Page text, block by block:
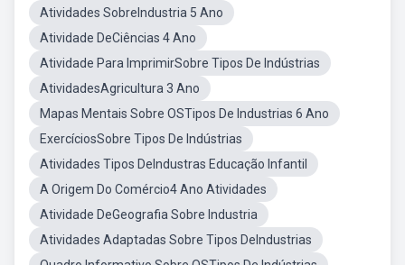
Atividades SobreIndustria 5 Ano
Atividade DeCiências 4 Ano
Atividade Para ImprimirSobre Tipos De Indústrias
AtividadesAgricultura 3 Ano
Mapas Mentais Sobre OSTipos De Industrias 6 Ano
ExercíciosSobre Tipos De Indústrias
Atividades Tipos DeIndustras Educação Infantil
A Origem Do Comércio4 Ano Atividades
Atividade DeGeografia Sobre Industria
Atividades Adaptadas Sobre Tipos DeIndustrias